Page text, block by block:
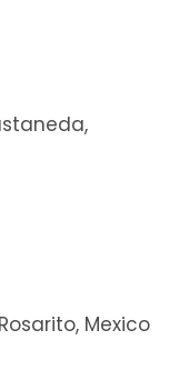
Mexico